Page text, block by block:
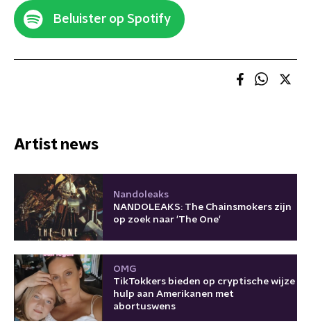
Beluister op Spotify
Artist news
Nandoleaks
NANDOLEAKS: The Chainsmokers zijn
op zoek naar 'The One'
OMG
TikTokkers bieden op cryptische wijze
hulp aan Amerikanen met
abortuswens